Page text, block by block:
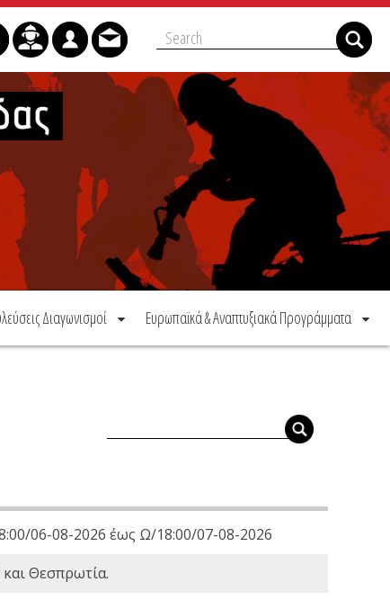
Διαγωνισμοί Ευρωπαϊκά & Αναπτυξιακά Προγράμματα
06-08-2026 έως Ω/18:00/07-08-2026
Θεσπρωτία.